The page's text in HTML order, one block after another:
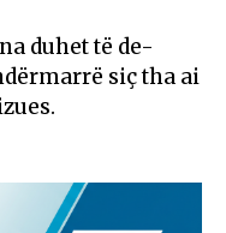
duhet të de-
siç tha ai